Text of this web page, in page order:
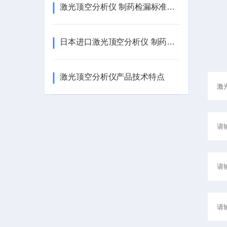
激光顶空分析仪 制药检漏标准认可的 精度高 日本进口
日本进口激光顶空分析仪 制药检漏标准认可 精度高
激光顶空分析仪产品技术特点